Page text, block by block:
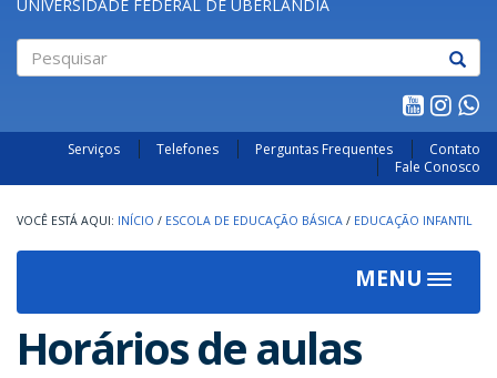
UNIVERSIDADE FEDERAL DE UBERLÂNDIA
Serviços Telefones Perguntas Frequentes
Contato
Fale Conosco
INÍCIO / ESCOLA DE EDUCAÇÃO BÁSICA / EDUCAÇÃO INFANTIL
MENU
Toggle
Horários de aulas